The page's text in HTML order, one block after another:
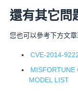
還有其它問
您也可以參考下方文
CVE-2014-
MISFORTUNE
MODEL LIST